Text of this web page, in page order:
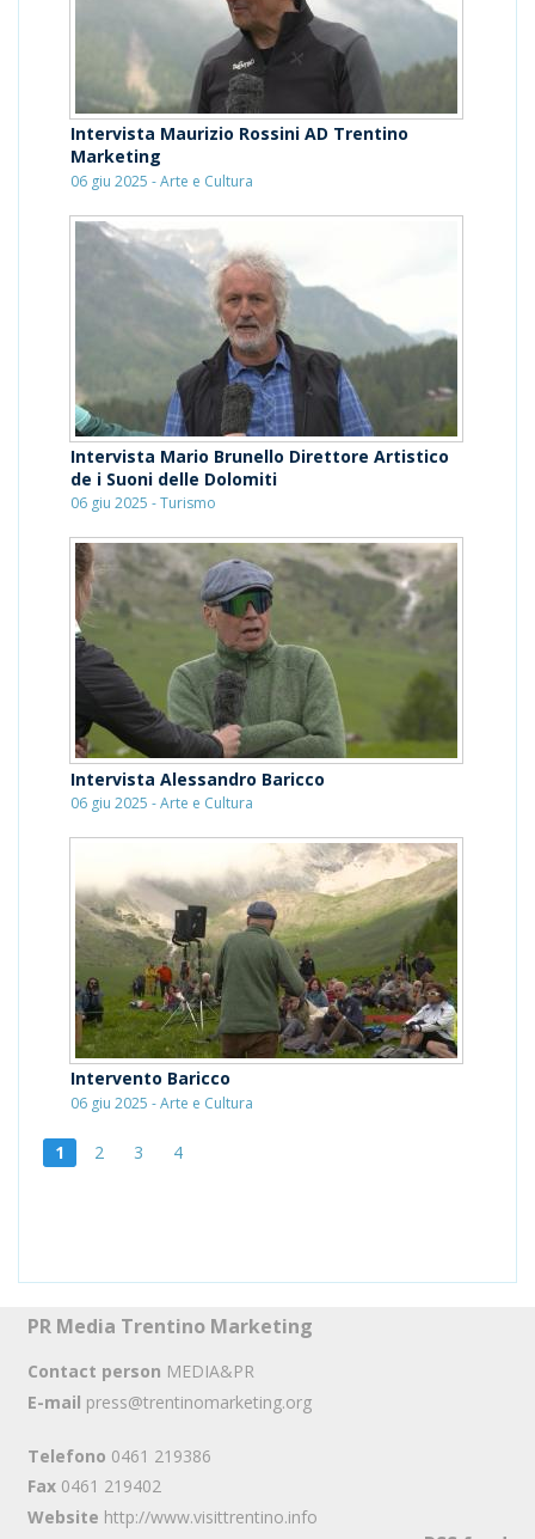
Intervista Maurizio Rossini AD Trentino
Marketing
06 giu 2025 - Arte e Cultura
Intervista Mario Brunello Direttore Artistico
de i Suoni delle Dolomiti
06 giu 2025 - Turismo
Intervista Alessandro Baricco
06 giu 2025 - Arte e Cultura
Intervento Baricco
06 giu 2025 - Arte e Cultura
1 2 3 4
PR Media Trentino Marketing
Contact person MEDIA&PR
E-mail press@trentinomarketing.org
Telefono 0461 219386
Fax 0461 219402
Website http://www.visittrentino.info